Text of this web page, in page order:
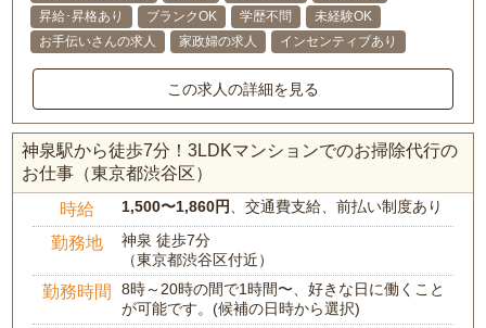
昇給･昇格あり
ブランクOK 学歴不問
未経験OK
お手伝いさんの求人
家政婦の求人 インセンティブあり
この求人の詳細を見る
神泉駅から徒歩7分！3LDKマンションでのお掃除代行の
お仕事（東京都渋谷区）
時給 1,500〜1,860円 、交通費支給、前払い制度あり
勤務地
神泉 徒歩7分
（東京都渋谷区付近）
勤務時間
8時～20時の間で1時間〜、好きな日に働くこと
が可能です。(候補の日時から選択)